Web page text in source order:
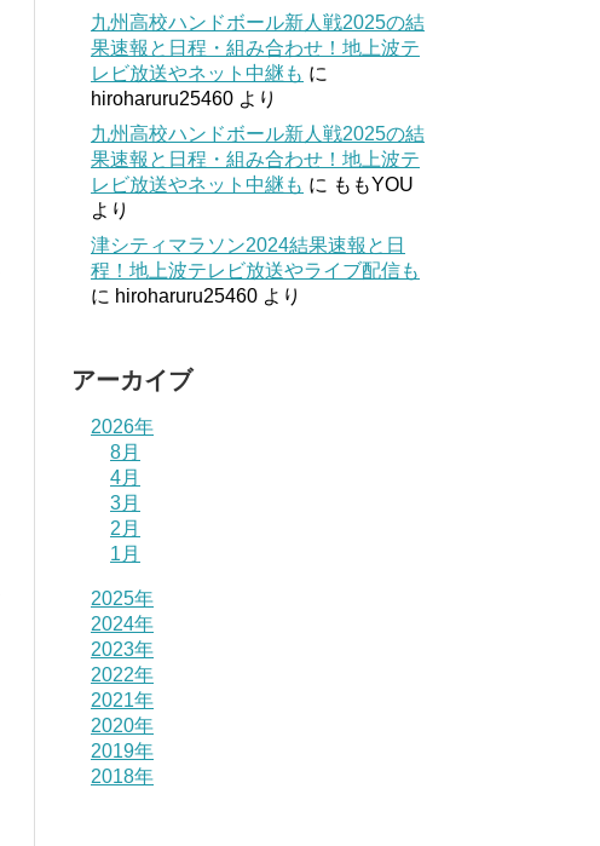
九州高校ハンドボール新人戦2025の結
果速報と日程・組み合わせ！地上波テ
レビ放送やネット中継も に
hiroharuru25460 より
九州高校ハンドボール新人戦2025の結
果速報と日程・組み合わせ！地上波テ
レビ放送やネット中継も に ももYOU
より
津シティマラソン2024結果速報と日
程！地上波テレビ放送やライブ配信も
に hiroharuru25460 より
アーカイブ
2026年
8月
4月
3月
2月
1月
2025年
2024年
2023年
2022年
2021年
2020年
2019年
2018年